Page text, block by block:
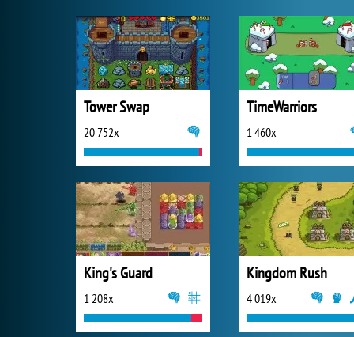
Tower Swap
20 752x
TimeWarriors
1 460x
King's Guard
1 208x
Kingdom Rush
4 019x